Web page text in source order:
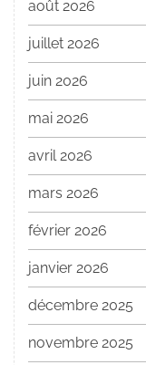
août 2026
juillet 2026
juin 2026
mai 2026
avril 2026
mars 2026
février 2026
janvier 2026
décembre 2025
novembre 2025